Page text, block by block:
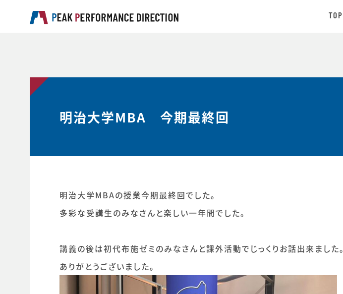
TOP
明治大学MBA 今期最終回
明治大学MBAの授業今期最終回でした。
多彩な受講生のみなさんと楽しい一年間でした。
講義の後は初代布施ゼミのみなさんと課外活動でじっくりお話出来ました。
ありがとうございました。